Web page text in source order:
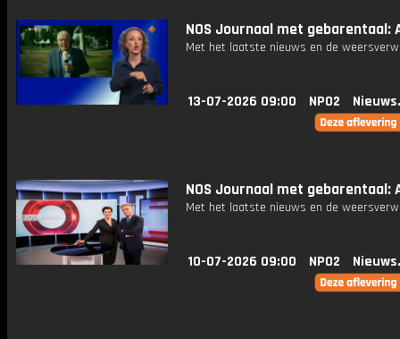
NOS Journaal met gebarentaal:
Met het laatste nieuws en de
13-07-2026 09:00 NPO2
NOS Journaal met gebarentaal:
Met het laatste nieuws en de
10-07-2026 09:00 NPO2